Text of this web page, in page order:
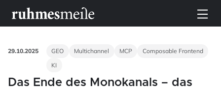
toggle
29.10.2025 GEO Multichannel MCP
Composable Frontend
KI
Das Ende des Monokanals – das